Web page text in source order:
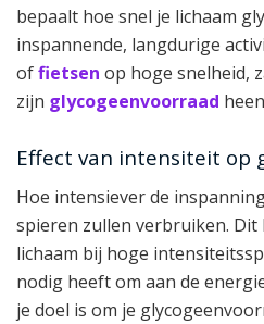
bepaalt hoe snel je lichaam
inspannende, langdurige
offietsen op hoge snelheid,
zijn glycogeenvoorraad
Effect van intensiteit op
Hoe intensiever de
spieren zullen verbruiken.
lichaam bij hoge
nodig heeft om aan de
je doel is om je